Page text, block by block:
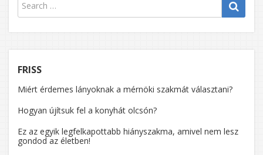
FRISS
Miért érdemes lányoknak a mérnöki szakmát választani?
Hogyan újítsuk fel a konyhát olcsón?
Ez az egyik legfelkapottabb hiányszakma, amivel nem lesz
gondod az életben!